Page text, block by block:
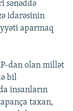
sənəddə
idarəsinin
aparmaq
dan olan millət
bil
insanların
taxan,